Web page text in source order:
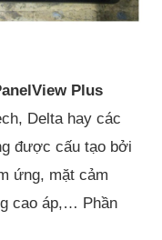
Plus
Delta hay các
được cấu tạo bởi
ứng, mặt cảm
cao áp,… Phần